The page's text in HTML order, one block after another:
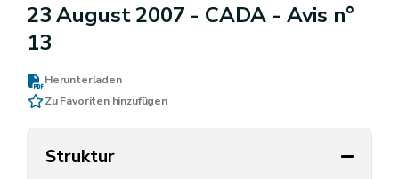
23 August 2007 - CADA - Avis n°
13
Herunterladen
Zu Favoriten hinzufügen
Struktur